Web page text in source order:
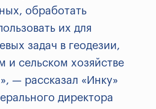
обработать
их для
задач в геодезии,
и сельском хозяйстве
— рассказал «Инку»
директора